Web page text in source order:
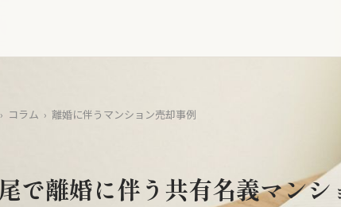
› コラム › 離婚に伴うマンション売却事例
で離婚に伴う共有名義マン